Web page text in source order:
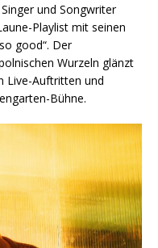
und Songwriter
Playlist mit seinen
good“. Der
Wurzeln glänzt
Live-Auftritten und
Bühne.